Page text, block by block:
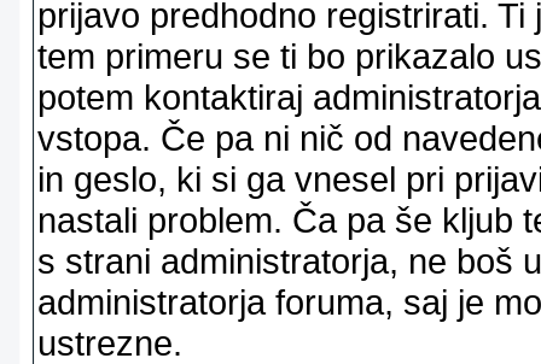
prijavo predhodno registrirati.
tem primeru se ti bo prikazalo
potem kontaktiraj
vstopa. Če pa ni nič od
in geslo, ki si ga vnesel pri
nastali problem. Ča pa še kljub
s strani administratorja, ne boš
administratorja foruma, saj je
ustrezne.